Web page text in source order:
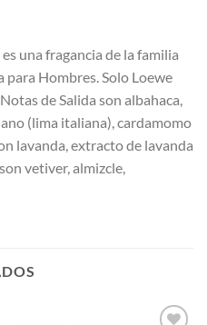
una fragancia de la familia
Hombres. Solo Loewe
de Salida son albahaca,
(lima italiana), cardamomo
lavanda, extracto de lavanda
vetiver, almizcle,